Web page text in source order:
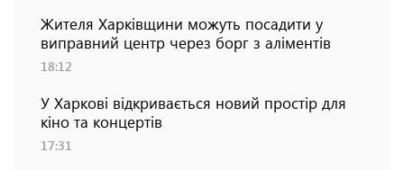
Жителя Харківщини можуть посадити у
виправний центр через борг з аліментів
18:12
У Харкові відкривається новий простір для
кіно та концертів
17:31